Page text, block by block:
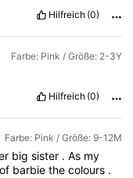
Hilfreich (0)
Farbe: Pink / Größe: 2-3Y
Hilfreich (0)
Farbe: Pink / Größe: 9-12M
bigsister .As my
of barbiethecolours .